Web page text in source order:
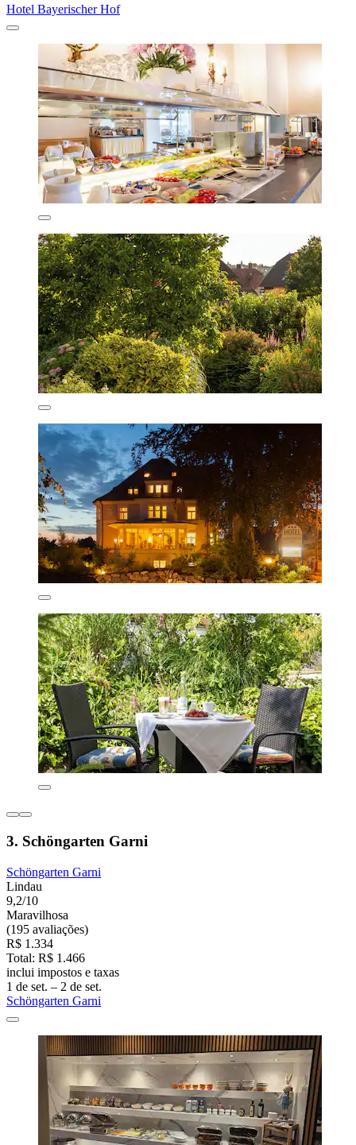
Hotel Bayerischer Hof
3. Schöngarten Garni
Schöngarten Garni
Lindau
9,2/10
Maravilhosa
(195 avaliações)
R$ 1.334
Total: R$ 1.466
inclui impostos e taxas
1 de set. – 2 de set.
Schöngarten Garni